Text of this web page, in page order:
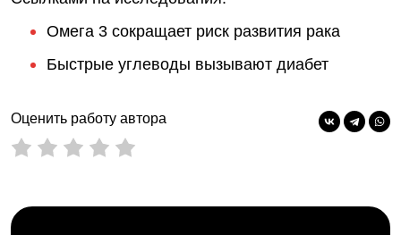
Омега 3 сокращает риск развития рака
Быстрые углеводы вызывают диабет
Оценить работу автора